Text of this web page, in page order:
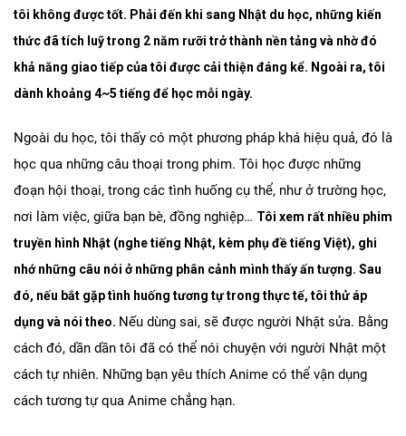
tôi không được tốt. Phải đến khi sang Nhật du học, những kiến
thức đã tích luỹ trong 2 năm rưỡi trở thành nền tảng và nhờ đó
khả năng giao tiếp của tôi được cải thiện đáng kể. Ngoài ra, tôi
dành khoảng 4~5 tiếng để học mỗi ngày.
Ngoài du học, tôi thấy có một phương pháp khá hiệu quả, đó là
học qua những câu thoại trong phim. Tôi học được những
đoạn hội thoại, trong các tình huống cụ thể, như ở trường học,
nơi làm việc, giữa bạn bè, đồng nghiệp… Tôi xem rất nhiều phim
truyền hình Nhật (nghe tiếng Nhật, kèm phụ đề tiếng Việt), ghi
nhớ những câu nói ở những phân cảnh mình thấy ấn tượng. Sau
đó, nếu bắt gặp tình huống tương tự trong thực tế, tôi thử áp
dụng và nói theo. Nếu dùng sai, sẽ được người Nhật sửa. Bằng
cách đó, dần dần tôi đã có thể nói chuyện với người Nhật một
cách tự nhiên. Những bạn yêu thích Anime có thể vận dụng
cách tương tự qua Anime chẳng hạn.